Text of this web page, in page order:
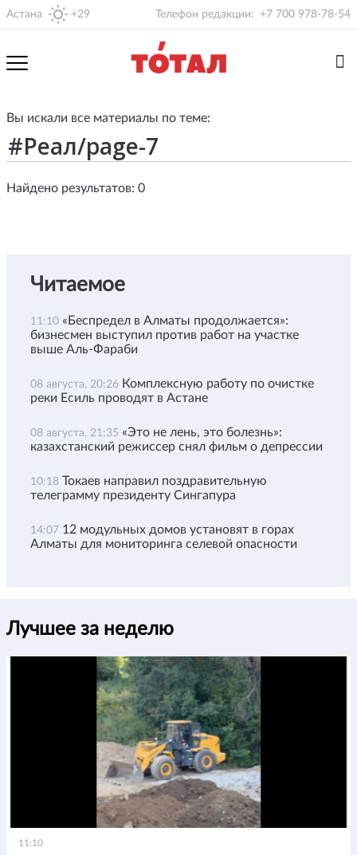
Астана +29 Телефон редакции: +7 700 978-78-54
Вы искали все материалы по теме:
Найдено результатов: 0
Читаемое
11:10 «Беспредел в Алматы продолжается»:
бизнесмен выступил против работ на участке
выше Аль-Фараби
08 августа, 20:26 Комплексную работу по очистке
реки Есиль проводят в Астане
08 августа, 21:35 «Это не лень, это болезнь»:
казахстанский режиссер снял фильм о депрессии
10:18 Токаев направил поздравительную
телеграмму президенту Сингапура
14:07 12 модульных домов установят в горах
Алматы для мониторинга селевой опасности
Лучшее за неделю
11:10